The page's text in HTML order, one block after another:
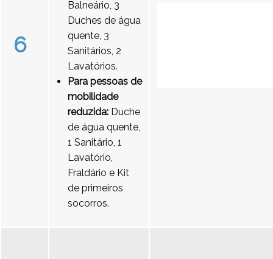
6
Balneário, 3
Duches de água
quente, 3
Sanitários, 2
Lavatórios.
Para pessoas de
mobilidade
reduzida: Duche
de água quente,
1 Sanitário, 1
Lavatório,
Fraldário e Kit
de primeiros
socorros.